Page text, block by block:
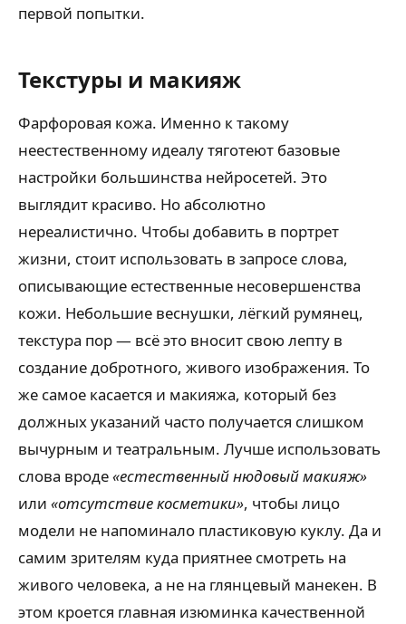
первой попытки.
Текстуры и макияж
Фарфоровая кожа. Именно к такому
неестественному идеалу тяготеют базовые
настройки большинства нейросетей. Это
выглядит красиво. Но абсолютно
нереалистично. Чтобы добавить в портрет
жизни, стоит использовать в запросе слова,
описывающие естественные несовершенства
кожи. Небольшие веснушки, лёгкий румянец,
текстура пор — всё это вносит свою лепту в
создание добротного, живого изображения. То
же самое касается и макияжа, который без
должных указаний часто получается слишком
вычурным и театральным. Лучше использовать
слова вроде«естественный нюдовый макияж»
или «отсутствие косметики», чтобы лицо
модели не напоминало пластиковую куклу. Да и
самим зрителям куда приятнее смотреть на
живого человека, а не на глянцевый манекен. В
этом кроется главная изюминка качественной